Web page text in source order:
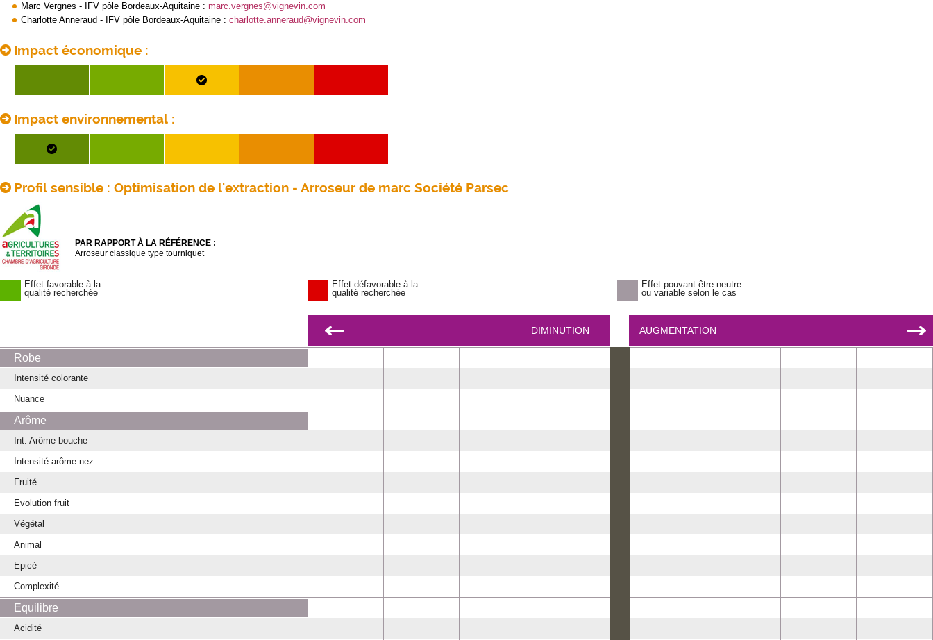
Marc Vergnes - IFV pôle Bordeaux-Aquitaine : marc.vergnes@vignevin.com
Charlotte Anneraud - IFV pôle Bordeaux-Aquitaine : charlotte.anneraud@vignevin.com
Impact économique :
Impact environnemental :
Profil sensible : Optimisation de l'extraction - Arroseur de marc Société Parsec
PAR RAPPORT À LA RÉFÉRENCE :
Arroseur classique type tourniquet
Effet favorable à la
qualité recherchée
Effet défavorable à la
qualité recherchée
Effet pouvant être neutre
ou variable selon le cas
DIMINUTION AUGMENTATION
Robe
Intensité colorante
Nuance
Arôme
Int. Arôme bouche
Intensité arôme nez
Fruité
Evolution fruit
Végétal
Animal
Epicé
Complexité
Equilibre
Acidité